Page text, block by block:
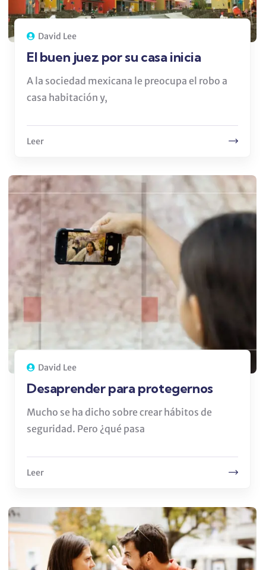
David Lee
El buen juez por su casa inicia
A la sociedad mexicana le preocupa el robo a
casa habitación y,
Leer
David Lee
Desaprender para protegernos
Mucho se ha dicho sobre crear hábitos de
seguridad. Pero ¿qué pasa
Leer